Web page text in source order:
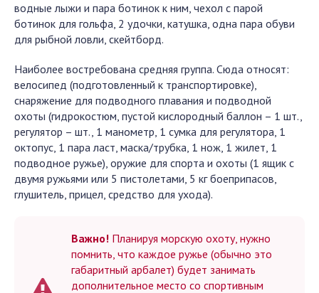
водные лыжи и пара ботинок к ним, чехол с парой
ботинок для гольфа, 2 удочки, катушка, одна пара обуви
для рыбной ловли, скейтборд.
Наиболее востребована средняя группа. Сюда относят:
велосипед (подготовленный к транспортировке),
снаряжение для подводного плавания и подводной
охоты (гидрокостюм, пустой кислородный баллон – 1 шт.,
регулятор – шт., 1 манометр, 1 сумка для регулятора, 1
октопус, 1 пара ласт, маска/трубка, 1 нож, 1 жилет, 1
подводное ружье), оружие для спорта и охоты (1 ящик с
двумя ружьями или 5 пистолетами, 5 кг боеприпасов,
глушитель, прицел, средство для ухода).
Важно! Планируя морскую охоту, нужно
помнить, что каждое ружье (обычно это
габаритный арбалет) будет занимать
дополнительное место со спортивным